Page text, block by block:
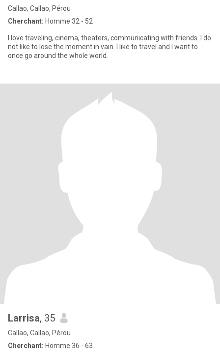
Callao, Callao, Pérou
Cherchant: Homme 32 - 52
I love traveling, cinema, theaters, communicating with friends. I do
not like to lose the moment in vain. I like to travel and I want to
once go around the whole world.
Larrisa, 35
Callao, Callao, Pérou
Cherchant: Homme 36 - 63